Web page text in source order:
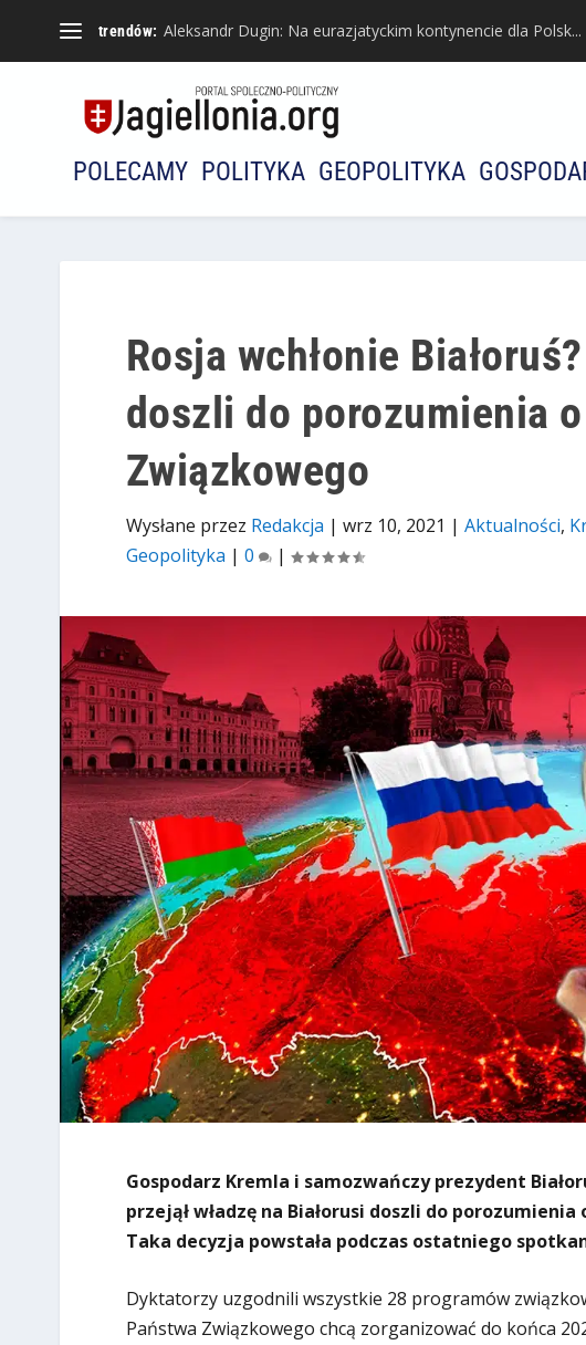
trendów: Aleksandr Dugin: Na eurazjatyckim kontynencie dla Polsk...
POLECAMY POLITYKA GEOPOLITYKA
Rosja wchłonie
doszli do porozumienia
Związkowego
Wysłane przez Redakcja | wrz 10, 2021 | Aktualności,
Geopolityka | 0 |
Gospodarz Kremla i samozwańczy prezydent
przejął władzę na Białorusi doszli do
Taka decyzja powstała podczas ostatniego
Dyktatorzy uzgodnili wszystkie 28 programów
Państwa Związkowego chcą zorganizować do końca